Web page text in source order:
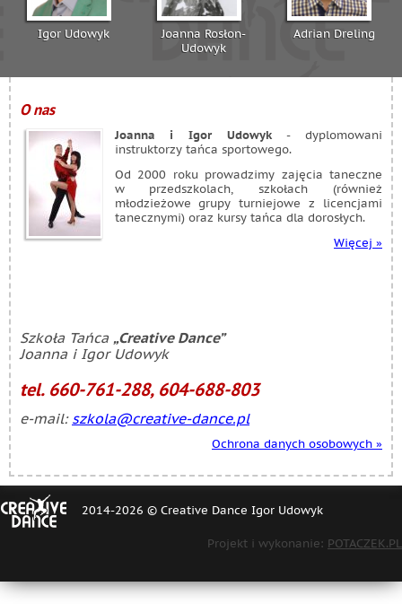
Igor Udowyk
Joanna Rosłon-
Udowyk
Adrian Dreling
O nas
Joanna i Igor Udowyk- dyplomowani
instruktorzy tańca sportowego.
Od 2000 roku prowadzimy zajęcia taneczne
w przedszkolach, szkołach (również
młodzieżowe grupy turniejowe z licencjami
tanecznymi) oraz kursy tańca dla dorosłych.
Więcej »
Szkoła Tańca „Creative Dance”
Joanna i Igor Udowyk
tel. 660-761-288, 604-688-803
e-mail: szkola@creative-dance.pl
Ochrona danych osobowych »
[FOOTER]
2014-2026 © Creative Dance Igor Udowyk
Projekt i wykonanie: POTACZEK.PL